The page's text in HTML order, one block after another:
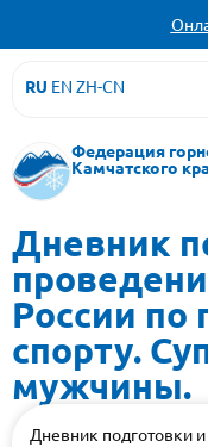
RU EN ZH-CN
Федерация
Камчатского
Дневник
России
спорту.
мужчины.
Дневник подготовки